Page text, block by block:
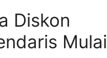
Diskon
Mulai